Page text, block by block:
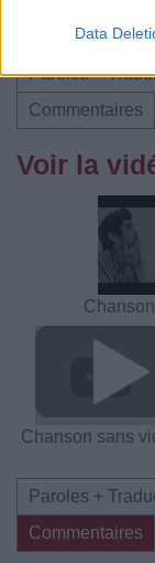
Data
Paroles +
Commentaires
Voir la
Chanson sans
Paroles +
Commentaires